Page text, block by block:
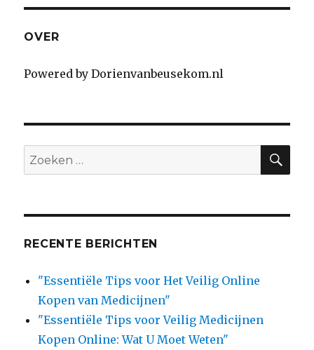
OVER
Powered by Dorienvanbeusekom.nl
Search
for:
RECENTE BERICHTEN
"Essentiële Tips voor Het Veilig Online
Kopen van Medicijnen"
"Essentiële Tips voor Veilig Medicijnen
Kopen Online: Wat U Moet Weten"